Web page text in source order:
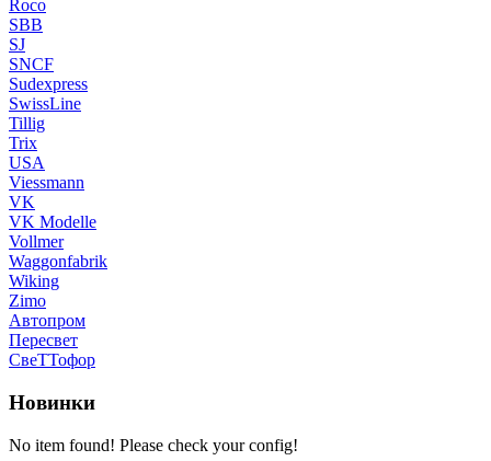
Roco
SBB
SJ
SNCF
Sudexpress
SwissLine
Tillig
Trix
USA
Viessmann
VK
VK Modelle
Vollmer
Waggonfabrik
Wiking
Zimo
Автопром
Пересвет
СвеТТофор
Новинки
No item found! Please check your config!